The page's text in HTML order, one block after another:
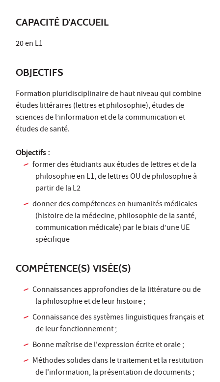
CAPACITÉ D'ACCUEIL
20 en L1
OBJECTIFS
Formation pluridisciplinaire de haut niveau qui combine
études littéraires (lettres et philosophie), études de
sciences de l’information et de la communication et
études de santé.
Objectifs :
former des étudiants aux études de lettres et de la
philosophie en L1, de lettres OU de philosophie à
partir de la L2
donner des compétences en humanités médicales
(histoire de la médecine, philosophie de la santé,
communication médicale) par le biais d’une UE
spécifique
COMPÉTENCE(S) VISÉE(S)
Connaissances approfondies de la littérature ou de
la philosophie et de leur histoire ;
Connaissance des systèmes linguistiques français et
de leur fonctionnement ;
Bonne maîtrise de l'expression écrite et orale ;
Méthodes solides dans le traitement et la restitution
de l'information, la présentation de documents ;